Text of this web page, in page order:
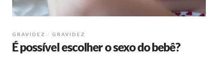
GRAVIDEZ GRAVIDEZ
É possível escolher o sexo do bebê?